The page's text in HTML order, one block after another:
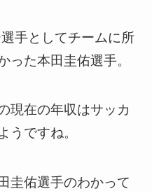
手としてチームに所
った本田圭佑選手。
現在の年収はサッカ
うですね。
圭佑選手のわかって